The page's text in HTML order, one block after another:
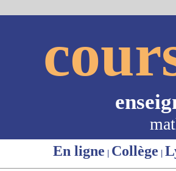
En ligne | Collège |